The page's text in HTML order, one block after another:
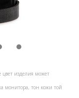
изделия может
монитора, тон кожи той